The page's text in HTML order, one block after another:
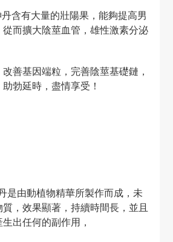
含有大量的壯陽果，能夠提高男
而擴大陰莖血管，雄性激素分泌
善基因端粒，完善陰莖基礎鏈，
勃延時，盡情享受！
是由動植物精華所製作而成，未
，效果顯著，持續時間長，並且
出任何的副作用，